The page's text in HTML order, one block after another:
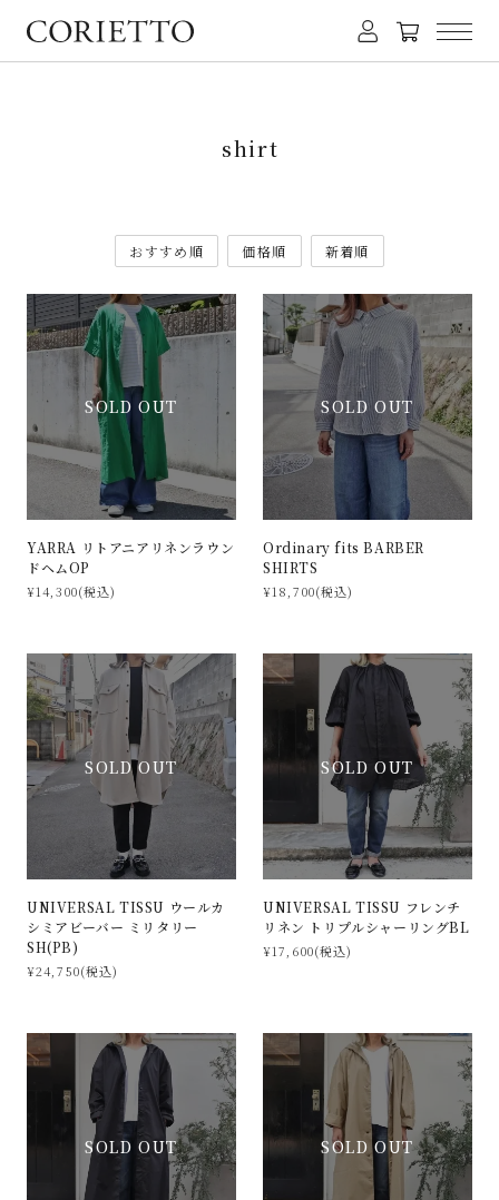
shirt
おすすめ順 価格順 新着順
SOLD OUT
YARRA リトアニアリネンラウン
ドヘムOP
¥14,300(税込)
SOLD OUT
Ordinary fits BARBER
SHIRTS
¥18,700(税込)
SOLD OUT
UNIVERSAL TISSU ウールカ
シミアビーバー ミリタリー
SH(PB)
¥24,750(税込)
SOLD OUT
UNIVERSAL TISSU フレンチ
リネン トリプルシャーリングBL
¥17,600(税込)
SOLD OUT SOLD OUT